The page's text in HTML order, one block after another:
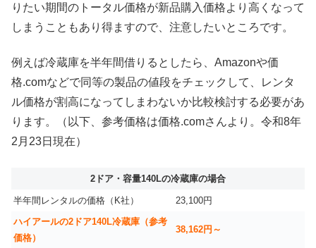
りたい期間のトータル価格が新品購入価格より高くなって
しまうこともあり得ますので、注意したいところです。
例えば冷蔵庫を半年間借りるとしたら、Amazonや価
格.comなどで同等の製品の値段をチェックして、レンタ
ル価格が割高になってしまわないか比較検討する必要があ
ります。（以下、参考価格は価格.comさんより。令和8年
2月23日現在）
2ドア・容量140Lの冷蔵庫の場合
半年間レンタルの価格（K社）
23,100円
ハイアールの2ドア140L冷蔵庫（参考
価格）
38,162円～